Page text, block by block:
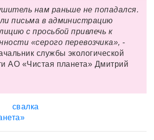
нам раньше не попадался.
письма в администрацию
с просьбой привлечь к
«серого перевозчика», -
службы экологической
АО «Чистая планета» Дмитрий
свалка